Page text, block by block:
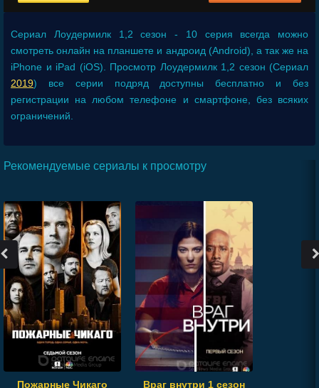
Сериал Лоудермилк 1,2 сезон - 10 серия всегда можно
смотреть онлайн на планшете и андроид (Android), а так же на
iPhone и iPad (iOS). Просмотр Лоудермилк 1,2 сезон (Сериал
2019) все серии подряд доступны бесплатно и без
регистрации на любом телефоне и смартфоне, без всяких
ограничений.
Рекомендуемые сериалы к просмотру
Пожарные Чикаго Враг внутри 1 сезон